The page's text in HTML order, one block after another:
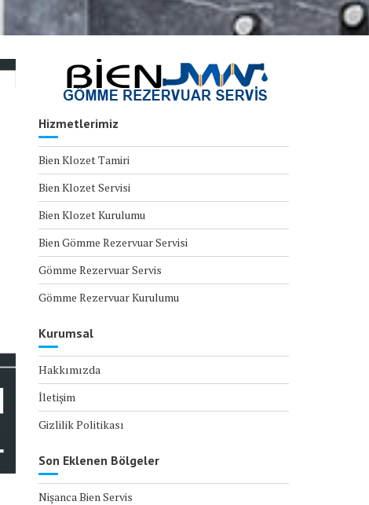
Hizmetlerimiz
Bien Klozet Tamiri
Bien Klozet Servisi
Bien Klozet Kurulumu
Bien Gömme Rezervuar Servisi
Gömme Rezervuar Servis
Gömme Rezervuar Kurulumu
Kurumsal
Hakkımızda
İletişim
Gizlilik Politikası
Son Eklenen Bölgeler
Nişanca Bien Servis